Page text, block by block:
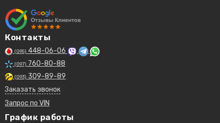
Контакты
(095) 448-06-06
(097) 760-80-88
(093) 309-89-89
Заказать звонок
Запрос по VIN
График работы